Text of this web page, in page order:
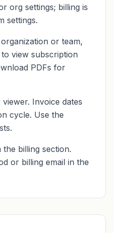
org settings; billing is
settings.
or team,
view subscription
PDFs for
Invoice dates
cycle. Use the
the billing section.
or billing email in the